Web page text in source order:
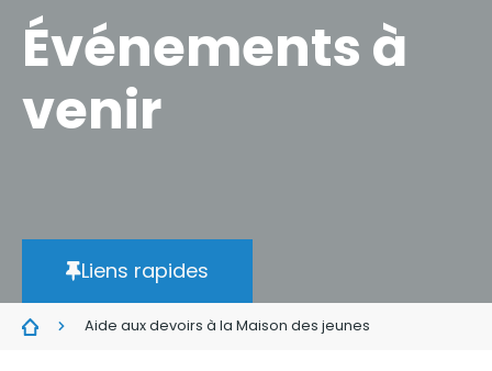
Événements à
venir
Liens rapides
Aide aux devoirs à la Maison des jeunes